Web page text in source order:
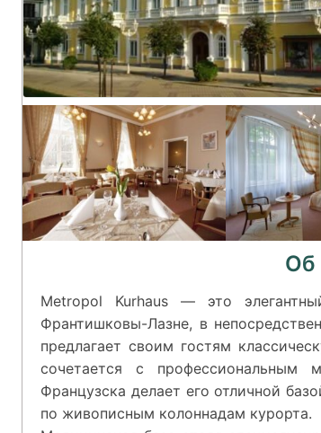
Об
Metropol Kurhaus — это
Франтишковы-Лазне, в
предлагает своим гостям
сочетается с профессиональным
Французска делает его отличной
по живописным колоннадам курорта.